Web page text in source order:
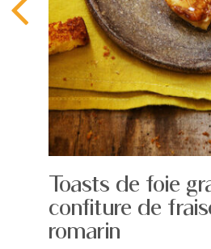
Toasts de foie
confiture de
romarin